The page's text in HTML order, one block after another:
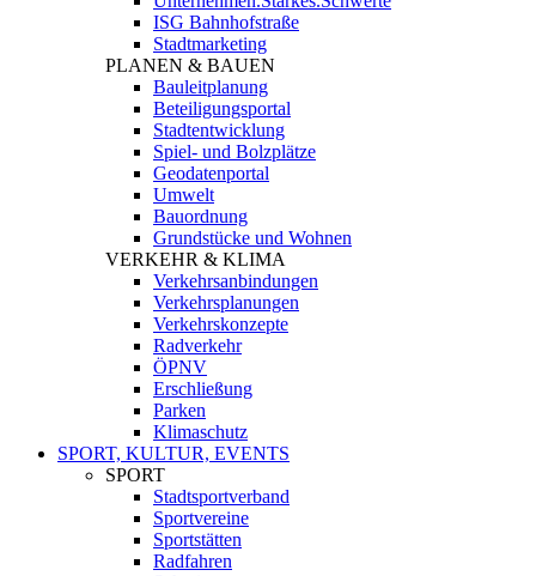
ISG Bahnhofstraße
Stadtmarketing
PLANEN & BAUEN
Bauleitplanung
Beteiligungsportal
Stadtentwicklung
Spiel- und Bolzplätze
Geodatenportal
Umwelt
Bauordnung
Grundstücke und Wohnen
VERKEHR & KLIMA
Verkehrsanbindungen
Verkehrsplanungen
Verkehrskonzepte
Radverkehr
ÖPNV
Erschließung
Parken
Klimaschutz
SPORT, KULTUR, EVENTS
SPORT
Stadtsportverband
Sportvereine
Sportstätten
Radfahren